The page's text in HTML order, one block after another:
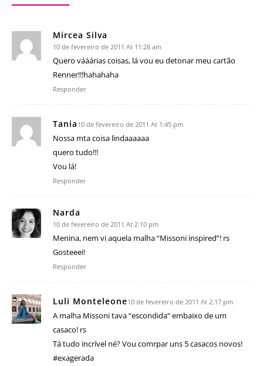
Mircea Silva
10 de fevereiro de 2011 At 11:28 am
Quero vááárias coisas, lá vou eu detonar meu cartão
Renner!!!hahahaha
Responder
Tania 10 de fevereiro de 2011 At 1:45 pm
Nossa mta coisa lindaaaaaa
quero tudo!!!
Vou lá!
Responder
Narda
10 de fevereiro de 2011 At 2:10 pm
Menina, nem vi aquela malha “Missoni inspired”! rs
Gosteeei!
Responder
Luli Monteleone10 de fevereiro de 2011 At 2:17 pm
A malha Missoni tava “escondida” embaixo de um
casaco! rs
Tá tudo incrível né? Vou comrpar uns 5 casacos novos!
#exagerada